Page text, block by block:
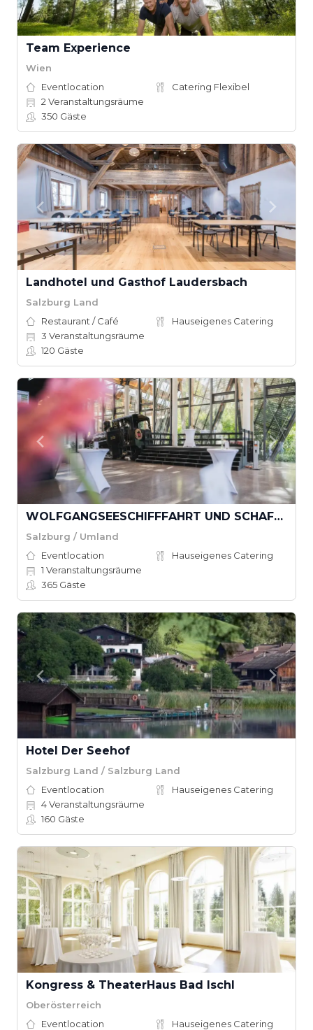
Team Experience
Wien
Eventlocation
Catering Flexibel
2 Veranstaltungsräume
350 Gäste
Landhotel und Gasthof Laudersbach
Salzburg Land
Restaurant / Café
Hauseigenes Catering
3 Veranstaltungsräume
120 Gäste
WOLFGANGSEESCHIFFFAHRT UND SCHAFBERGBAHN MIT ERLEBNISQUARTIER
Salzburg / Umland
Eventlocation
Hauseigenes Catering
1 Veranstaltungsräume
365 Gäste
Hotel Der Seehof
Salzburg Land / Salzburg Land
Eventlocation
Hauseigenes Catering
4Veranstaltungsräume
160 Gäste
Kongress & TheaterHaus Bad Ischl
Oberösterreich
Eventlocation
Hauseigenes Catering